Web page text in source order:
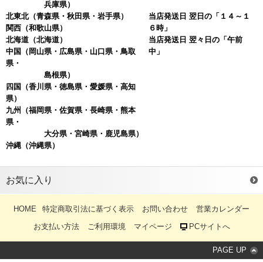
兵庫県）
北東北（青森県・秋田県・岩手県）
関西 （和歌山県）
当店発送日 翌日の「１４～１
６時」
北海道 （北海道）
中国 （岡山県・広島県・山口県・鳥取
県・
島根県）
四国 （香川県・徳島県・愛媛県・高知
県）
九州（福岡県・佐賀県・長崎県・熊本
県・
大分県・宮崎県・鹿児島県）
沖縄 （沖縄県）
当店発送日 翌々日の「午前
中」
お気に入り
HOME 特定商取引法に基づく表示 お問い合わせ
営業カレンダー
お支払い方法
ご利用環境 マイページ PCサイトへ
PAGE UP